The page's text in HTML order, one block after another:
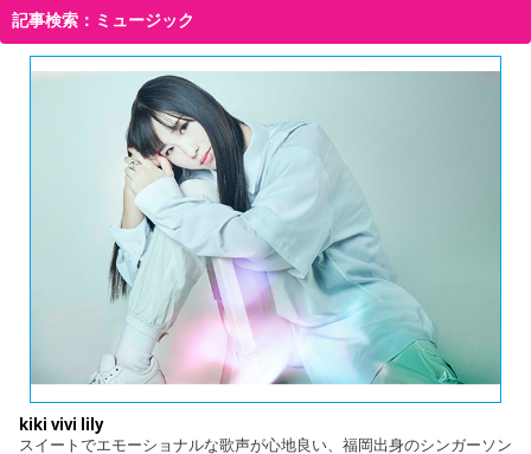
簡体中文
繁體中文
English
ภาษาไทย
tiéng Viêt
Bahasa Indonesia
記事検索：ミュージック
kiki vivi lily
スイートでエモーショナルな歌声が心地良い、福岡出身のシンガーソン